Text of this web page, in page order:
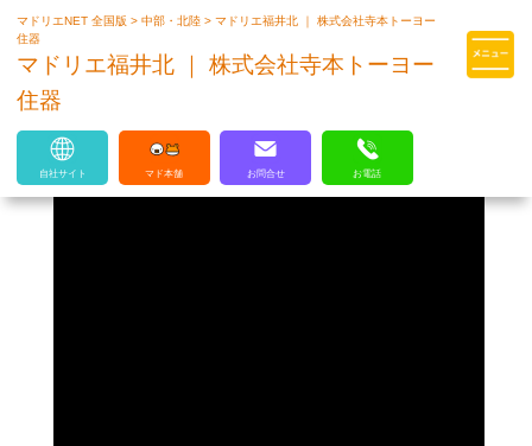
マドリエはLIXILの厳しい基準を
マドリエNET 全国版>中部・北陸>マドリエ福井北 ｜ 株式会社寺本トーヨー
住器
マドリエ福井北 ｜ 株式会社寺本トーヨー
住器
自社サイト マド本舗 お問合せ お電話